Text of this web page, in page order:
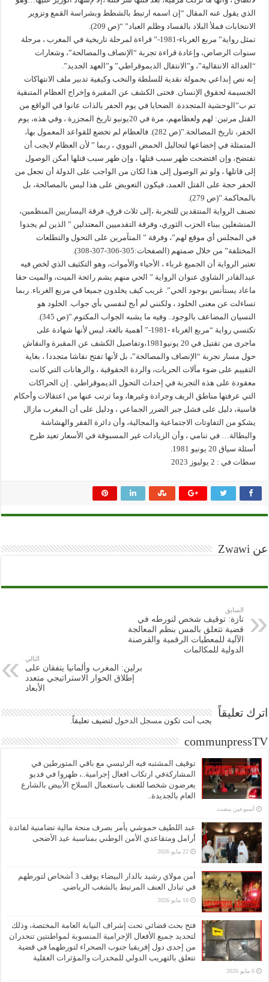
الذي يقول عنه المقال “إن اسمه ارتبط بالشطط وبشراسة القمع وتزوير
الانتخابات فملأ البلاد بالفساد وظلم العباد” “(ص 209).
تمثل رواية” مربع الغرباء-1981-” قراءة لمرحلة تاريخية في المغرب ، مرحلة
سنوات الرصاص، وإعادة قراءة تجربة “الإنصاف والمصالحة”، وشعارات
“العدالة الانتقالية”، و”الانتقال الديموقراطي” و”العهد الجديد”.
إنه نص إبداعي بحمولة نقدية للسلطة والنخب وكيفية تدبير ملف الانتهاكات
الجسيمة لحقوق الإنسان. فحتى الكشف عن المقبرة وإخراج العظام المتبقية
تم ب”الوحشية المتجددة. الضحايا في يوم الحفر بالذات عانوا في الواقع من
القتل مرتين: لهم ولعظامهم، مرة في 20يونيو تاريخ المجزرة ، وفي هذه، يوم
الحفر، تاريخ المصالحة.”(ص 282). فالعظام لم تخضع للقواعد المعمول بها،
المتمثلة في إخضاعها لتحاليل الحمض النووي ، ربما ” لأن العظام لايجب أن
تفتضح، وإن افتضحت ظهر سبب قتلها ، وإن ظهر سبب قتلها أمكن الوصول
إلى قاتلها ، ولو تم الوصول إلى هذا لكان من الواجب على الدولة أن تجعل من
الحفر حجة على القتل العمد، فيكون التعويض على هذا ليس بالمصالحة، بل
بالمحاكمة.”(ص 279).
تصنف الرواية المنتقدين للتجربة ،إلى ثلاث فرق، فرقة اليساريين المنظمين،
المنشغلين ببناء الحزب الثوري، وفرقة التقدميين المعتدلين ” الذين لم يجدوا
في المجلس أي موقع لهم”، وفرقة ” المتآمرين على التحول والتطلعات
المختلفة” من خلال صمتهم (الصفحات:305-306-307-308).
تعتبر الرواية أن الجميع غرباء ، الأحياء والأموات، وهو التكثيف الذي لخص فيه
عبدالقادر الشاوي عنوان الرواية ” الحي منهم يشم رائحة الميت، والميت حقا
ماعاد يستأنس بوجود الحي”. غريب كيف يخلدون جميعا في مربع الغرباء. ربما
تساءلت عن معنى الخلود ، ولكنني لم أبح لنفسي بأي جواب. الخلود هو
النسيان المضاعف بالوجود.. وفيه ما يشبه الجواب المكتوم.”(ص 345).
تكتسي رواية “مربع الغرباء -1981-” أهمية بالغة، ليس لأنها شهادة على
ماجرى من تقتيل في 20 يونيو1981،وتفاصيل الكشف عن المقبرة والنقاش
حول مسار تجربة “الإنصاف والمصالحة”، بل لأنها تفتح نقاشا متجددا ، بغاية
التقييم على ضوء مآلات الحريات، والردة الحقوقية ، والرهانات التي كانت
معقودة على هذه التجربة في إحداث التحول الديموقراطي . إن الحراكات
التي عرفتها مناطق الريف وجرادة وغيرها، وما ترتب عنها من اعتقالات وأحكام
قاسية، دليل على فشل جبر الضرر الجماعي ، ودليل على أن المغرب مازال
يشكو من التفاوتات الاجتماعية والمجالية، وأن دائرة الفقر والهشاشة
والبطالة… في تنامي ، وأن الزيادات غير المسبوقة في الأسعار تعيد طرح
أسئلة سياق 20 يونيو 1981.
سطات في : 2 يوليوز 2023
عن Zwawi
السابق
تازة: توقيف شخص لتورطه في
قضية تتعلق بالمس بنظم المعالجة
الآلية للمعطيات الرقمية والقرصنة
الدولية للمكالمات
التالي
برلين: المغرب وألمانيا يتفقان على
إطلاق الحوار الاستراتيجي متعدد
الأبعاد
اترك تعليقاً
يجب أنت تكون مسجل الدخول لتضيف تعليقاً.
communpressTV
توقيف المشتبه فيه الرئيسي مع باقي المتورطين في
المشاركةفي ارتكاب افعال إجرامية..، ظهروا في فديو
يعرضون شخصا للعنف باستعمال السلاح الأبيض بالشارع
العام بالجديدة..
‏أسبوعين مضت
عبد اللطيف حموشي يأمر بصرف منحة مالية تضامنية لفائدة
أرامل ومتقاعدي الأمن الوطني بمناسبة عيد الأضحى
22 مايو 2026
أمن مولاي رشيد بالدار البيضاء يوقف 3 أشخاص لتورطهم
في تبادل العنف المرتبط بالشغب الرياضي.
10 مايو 2026
فتح بحث قضائي تحت إشراف النيابة العامة المختصة، وذلك
لتحديد جميع الأفعال الإجرامية المنسوبة لمواطنتين تنحدران
من إحدى دول إفريقيا جنوب الصحراء لتورطهما في قضية
تتعلق بالتهريب الدولي للمخدرات والمؤثرات العقلية
6 مايو 2026